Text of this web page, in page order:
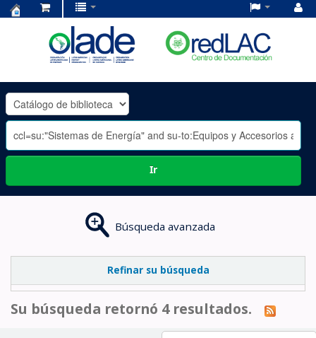
OLADE
-
Ir
Búsqueda avanzada
Refinar su búsqueda
Su búsqueda retornó 4 resultados.